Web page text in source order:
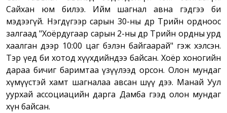
Сайхан юм билээ. Ийм шагнал авна гэдгээ би
мэдээгүй. Нэгдүгээр сарын 30-ны өдөр Төрийн ордноос
залгаад "Хоёрдугаар сарын 2-ны өдөр Төрийн ордны урд
хаалган дээр 10:00 цаг бэлэн байгаарай" гэж хэлсэн.
Тэр үед би хотод хүүхдийндээ байсан. Хоёр хоногийн
дараа бичиг баримтаа үзүүлээд орсон. Олон мундаг
хүмүүстэй хамт шагналаа авсан шүү дээ. Манай Уул
уурхай ассоциацийн дарга Дамба гээд олон мундаг
хүн байсан.